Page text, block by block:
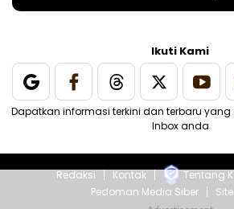
Ikuti Kami
Dapatkan informasi terkini dan terbaru
Inbox anda
Redaksi Kontak Tentang
Pedoman Media Siber